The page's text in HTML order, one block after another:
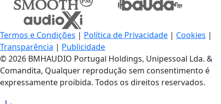
Termos e Condições | Política de Privacidade | Cookies |
Transparência | Publicidade
© 2026 BMHAUDIO Portugal Holdings, Unipessoal Lda. &
Comandita, Qualquer reprodução sem consentimento é
expressamente proibida. Todos os direitos reservados.